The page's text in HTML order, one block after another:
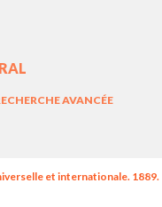
AVANCÉE
et internationale. 1889.